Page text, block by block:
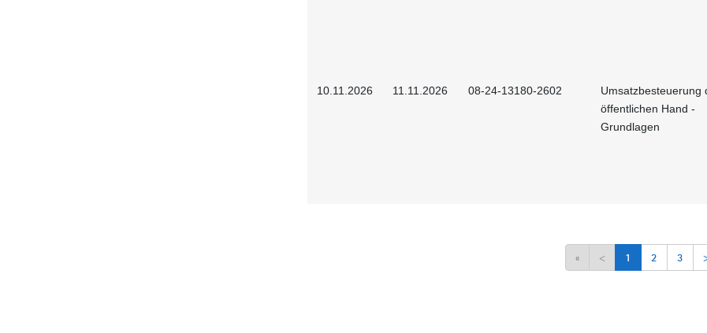
10.11.2026 11.11.2026 08-24-13180-2602
Umsatzbesteuerung
öffentlichen Hand -
Grundlagen
« < 1 2 3